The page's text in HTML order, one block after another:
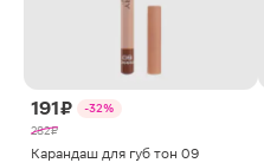
191 ₽
-32%
282 ₽
Карандаш для губ тон 09